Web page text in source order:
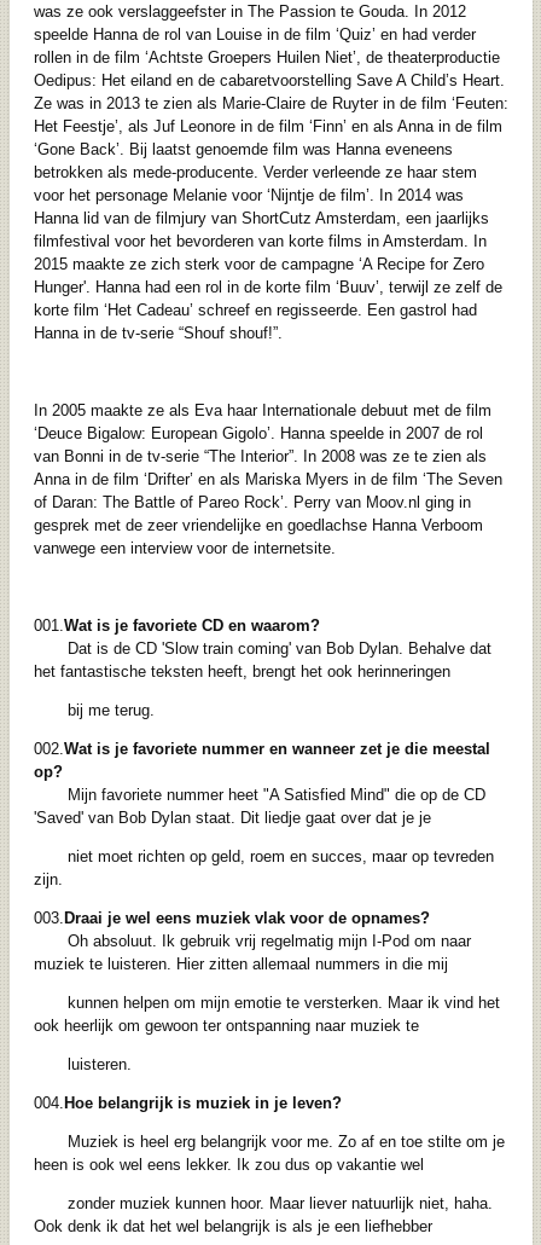
was ze ook verslaggeefster in The Passion te Gouda. In 2012
speelde Hanna de rol van Louise in de film ‘Quiz’ en had verder
rollen in de film ‘Achtste Groepers Huilen Niet’, de theaterproductie
Oedipus: Het eiland en de cabaretvoorstelling Save A Child’s Heart.
Ze was in 2013 te zien als Marie-Claire de Ruyter in de film ‘Feuten:
Het Feestje’, als Juf Leonore in de film ‘Finn’ en als Anna in de film
‘Gone Back’. Bij laatst genoemde film was Hanna eveneens
betrokken als mede-producente. Verder verleende ze haar stem
voor het personage Melanie voor ‘Nijntje de film’. In 2014 was
Hanna lid van de filmjury van ShortCutz Amsterdam, een jaarlijks
filmfestival voor het bevorderen van korte films in Amsterdam. In
2015 maakte ze zich sterk voor de campagne ‘A Recipe for Zero
Hunger'. Hanna had een rol in de korte film ‘Buuv’, terwijl ze zelf de
korte film ‘Het Cadeau’ schreef en regisseerde. Een gastrol had
Hanna in de tv-serie “Shouf shouf!”.
In 2005 maakte ze als Eva haar Internationale debuut met de film
‘Deuce Bigalow: European Gigolo’. Hanna speelde in 2007 de rol
van Bonni in de tv-serie “The Interior”. In 2008 was ze te zien als
Anna in de film ‘Drifter’ en als Mariska Myers in de film ‘The Seven
of Daran: The Battle of Pareo Rock’. Perry van Moov.nl ging in
gesprek met de zeer vriendelijke en goedlachse Hanna Verboom
vanwege een interview voor de internetsite.
001.Wat is je favoriete CD en waarom?
Dat is de CD 'Slow train coming' van Bob Dylan. Behalve dat
het fantastische teksten heeft, brengt het ook herinneringen
bij me terug.
002.Wat is je favoriete nummer en wanneer zet je die meestal
op?
Mijn favoriete nummer heet "A Satisfied Mind" die op de CD
'Saved' van Bob Dylan staat. Dit liedje gaat over dat je je
niet moet richten op geld, roem en succes, maar op tevreden
zijn.
003. Draai je wel eens muziek vlak voor de opnames?
Oh absoluut. Ik gebruik vrij regelmatig mijn I-Pod om naar
muziek te luisteren. Hier zitten allemaal nummers in die mij
kunnen helpen om mijn emotie te versterken. Maar ik vind het
ook heerlijk om gewoon ter ontspanning naar muziek te
luisteren.
004. Hoe belangrijk is muziek in je leven?
Muziek is heel erg belangrijk voor me. Zo af en toe stilte om je
heen is ook wel eens lekker. Ik zou dus op vakantie wel
zonder muziek kunnen hoor. Maar liever natuurlijk niet, haha.
Ook denk ik dat het wel belangrijk is als je een liefhebber